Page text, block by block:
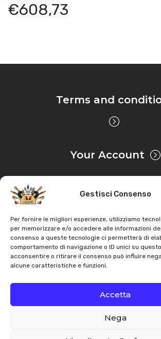
Gestisci Consenso
Per fornire le migliori esperienze, utilizziamo
per memorizzare e/o accedere alle informazioni
consenso a queste tecnologie ci permetterà di
comportamento di navigazione o ID unici su
acconsentire o ritirare il consenso può influire
alcune caratteristiche e funzioni.
Accetta
Nega
€608,73
Terms and
Your Account
Privacy & Cookie
CopyrightAZ Agri. All rights reserved |
Contacts
Powered by